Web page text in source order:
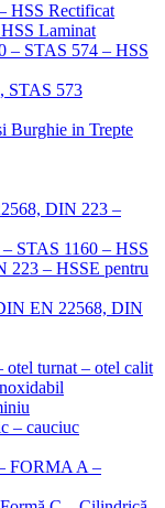
HSS Rectificat
Laminat
– STAS 574 – HSS
STAS 573
Burghie in Trepte
DIN 223 –
STAS 1160 – HSS
223 – HSSE pentru
EN 22568, DIN
otel turnat – otel calit
– cauciuc
FORMA A –